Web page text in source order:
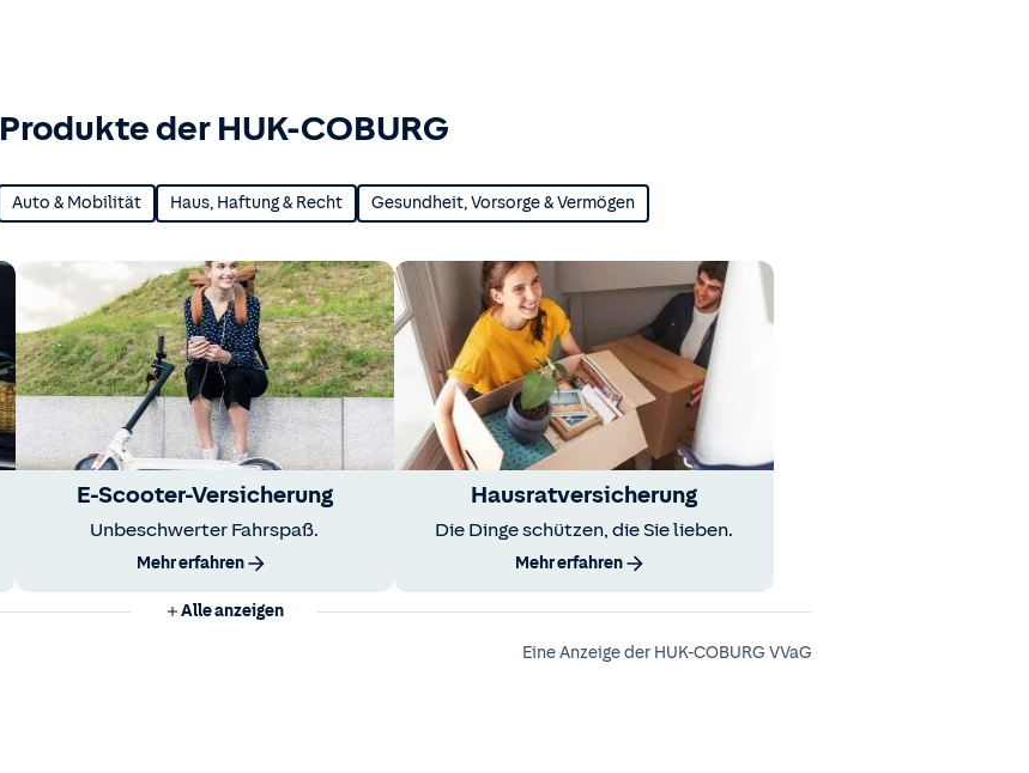
Produkte der HUK-COBURG
Auto & Mobilität Haus, Haftung & Recht Gesundheit, Vorsorge & Vermögen
E-Scooter-Versicherung
Unbeschwerter Fahrspaß.
Mehr erfahren
Hausratversicherung
Die Dinge schützen, die Sie lieben.
Mehr erfahren
Alle anzeigen
Eine Anzeige der HUK-COBURG VVaG